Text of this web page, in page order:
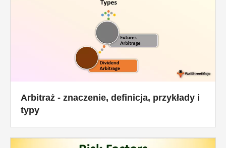
Arbitraż - znaczenie, definicja, przykłady i
typy